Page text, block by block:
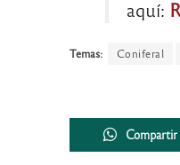
aquí:
Temas: Coniferal